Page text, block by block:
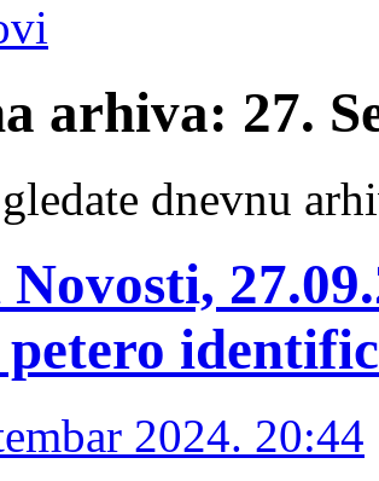
arhiva: 27.
dnevnu
petero
2024. 20:44